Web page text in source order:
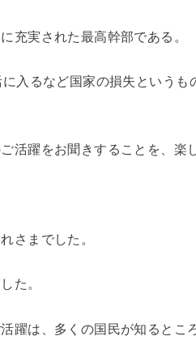
充実された最高幹部である。
入るなど国家の損失という
活躍をお聞きすることを、楽
さまでした。
た。
躍は、多くの国民が知るとこ